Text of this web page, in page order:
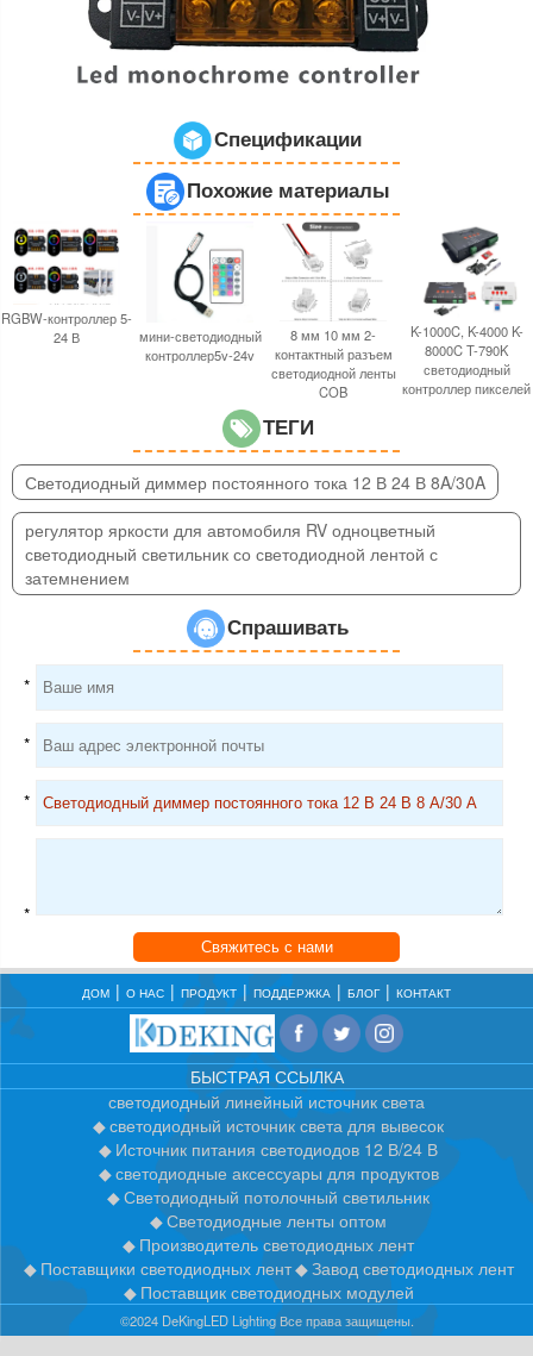
Спецификации
Похожие материалы
RGBW-контроллер 5-
24 В
мини-светодиодный
контроллер5v-24v
8 мм 10 мм 2-
контактный разъем
светодиодной ленты
COB
K-1000C, K-4000 K-
8000C T-790K
светодиодный
контроллер пикселей
ТЕГИ
Светодиодный диммер постоянного тока 12 В 24 В 8A/30A
регулятор яркости для автомобиля RV одноцветный
светодиодный светильник со светодиодной лентой с
затемнением
Спрашивать
*
*
*
*
Свяжитесь с нами
ДОМ О НАС ПРОДУКТ ПОДДЕРЖКА БЛОГ КОНТАКТ
БЫСТРАЯ ССЫЛКА
светодиодный линейный источник света
светодиодный источник света для вывесок
Источник питания светодиодов 12 В/24 В
светодиодные аксессуары для продуктов
Светодиодный потолочный светильник
Светодиодные ленты оптом
Производитель светодиодных лент
Поставщики светодиодных лент
Завод светодиодных лент
Поставщик светодиодных модулей
©2024 DeKingLED Lighting Все права защищены.